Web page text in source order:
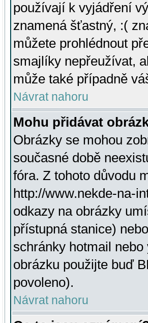
používají k vyjádření
znamená šťastný, :(
můžete prohlédnout
smajlíky nepřeužívat,
může také případně
Návrat nahoru
Mohu přidávat
Obrázky se mohou
současné době
fóra. Z tohoto důvodu
http://www.nekde-na-
odkazy na obrázky
přístupná stanice)
schránky hotmail
obrázku použijte buď
povoleno).
Návrat nahoru